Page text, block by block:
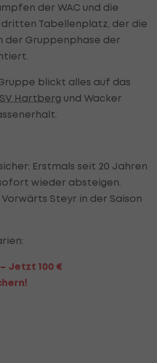
der WAC und die
dritten Tabellenplatz, der die
der Gruppenphase der
blickt alles auf das
Hartberg und Wacker
Erstmals seit 20 Jahren
wieder absteigen.
Steyr in der Saison
Jetzt 100 €